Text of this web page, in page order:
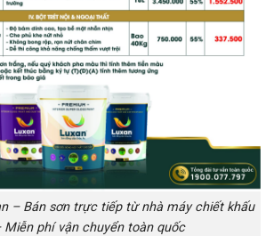
– Bán sơn trực tiếp từ nhà máy chiết khấu
Miễn phí vận chuyển toàn quốc